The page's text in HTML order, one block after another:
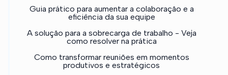
Guia prático para aumentar a colaboração e a
eficiência da sua equipe
A solução para a sobrecarga de trabalho - Veja
como resolver na prática
Como transformar reuniões em momentos
produtivos e estratégicos